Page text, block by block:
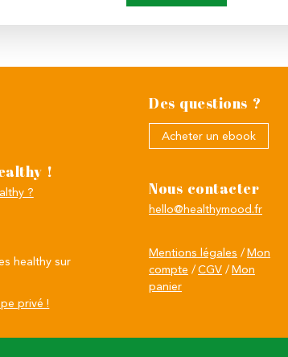
!
?
healthy sur
privé !
Des questions ?
Acheter un ebook
Nous contacter
hello@healthymood.fr
Mentions légales
Mon
compte
CGV
Mon
panier